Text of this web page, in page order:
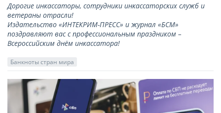
Дорогие инкассаторы, сотрудники инкассаторских служб и
ветераны отрасли!
Издательство «ИНТЕКРИМ-ПРЕСС» и журнал «БСМ»
поздравляют вас с профессиональным праздником –
Всероссийским днём инкассатора!
Банкноты стран мира